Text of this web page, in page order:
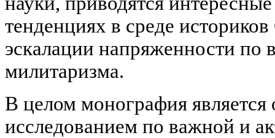
тенденциях в среде
эскалации напряженности по
милитаризма.
В целом монография
исследованием по важной и